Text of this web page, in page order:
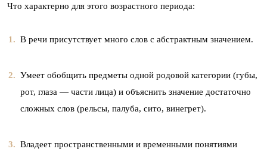
Что характерно для этого возрастного периода:
В речи присутствует много слов с абстрактным значением.
Умеет обобщить предметы одной родовой категории (губы,
рот, глаза — части лица) и объяснить значение достаточно
сложных слов (рельсы, палуба, сито, винегрет).
Владеет пространственными и временными понятиями